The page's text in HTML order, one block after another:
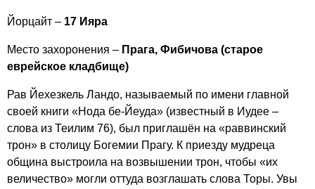
Йорцайт – 17 Ияра
Место захоронения – Прага, Фибичова (старое
еврейское кладбище)
Рав Йехезкель Ландо, называемый по имени главной
своей книги «Нода бе-Йеуда» (известный в Иудее –
слова из Теилим 76), был приглашён на «раввинский
трон» в столицу Богемии Прагу. К приезду мудреца
община выстроила на возвышении трон, чтобы «их
величество» могли оттуда возглашать слова Торы. Увы